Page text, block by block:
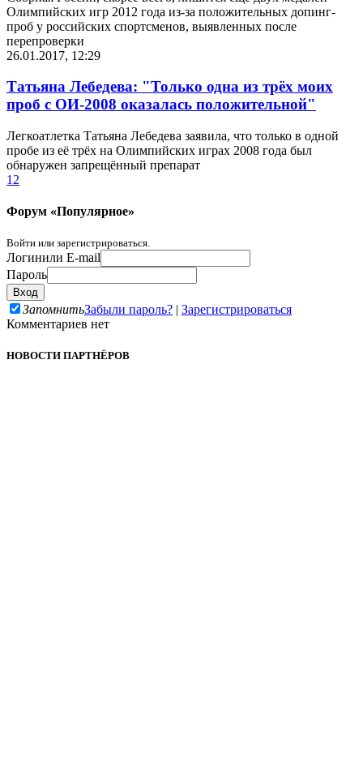
Олимпийских игр 2012 года из-за положительных допинг-
проб у российских спортсменов, выявленных после
перепроверки
26.01.2017, 12:29
Татьяна Лебедева: "Только одна из трёх моих
проб с ОИ-2008 оказалась положительной"
Легкоатлетка Татьяна Лебедева заявила, что только в одной
пробе из её трёх на Олимпийских играх 2008 года был
обнаружен запрещённый препарат
1 2
Форум «Популярное»
Войти или зарегистрироваться.
Логинили E-mail
Пароль
ЗапомнитьЗабыли пароль? | Зарегистрироваться
Комментариев нет
НОВОСТИ ПАРТНЁРОВ